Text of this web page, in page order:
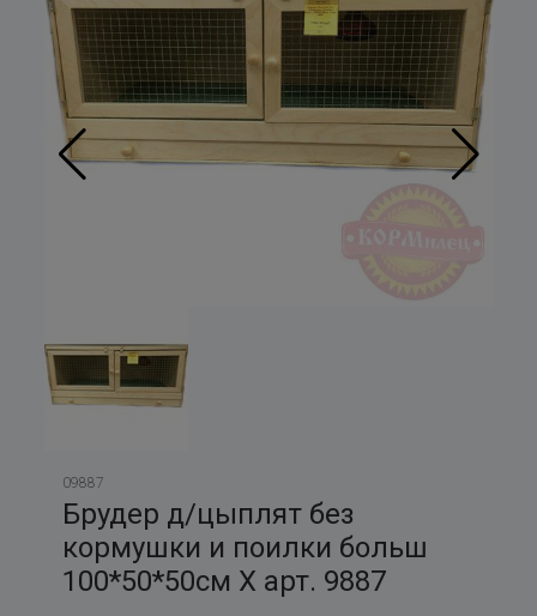
09887
Брудер д/цыплят без
кормушки и поилки больш
100*50*50см Х арт. 9887